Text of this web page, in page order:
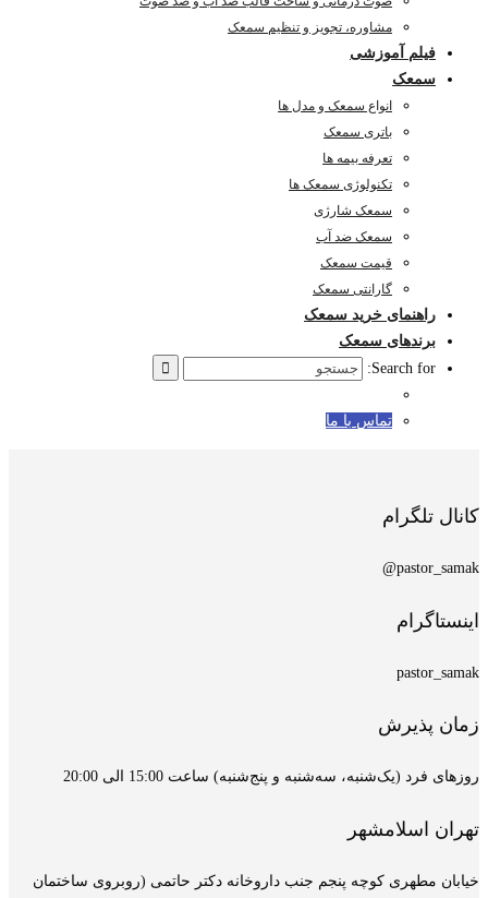
مشاوره، تجویز و تنظیم سمعک
فیلم آموزشی
سمعک
انواع سمعک و مدل ها
باتری سمعک
تعرفه بیمه ها
تکنولوژی سمعک ها
سمعک شارژی
سمعک ضد آب
قیمت سمعک
گارانتی سمعک
راهنمای خرید سمعک
برندهای سمعک
Search for:
تماس با ما
کانال تلگرام
pastor_samak@
اینستاگرام
pastor_samak
زمان پذیرش
روزهای فرد (یک‌شنبه، سه‌شنبه و پنج‌شنبه) ساعت 15:00 الی 20:00
تهران اسلامشهر
خیابان مطهری کوچه پنجم جنب داروخانه دکتر حاتمی (روبروی ساختمان